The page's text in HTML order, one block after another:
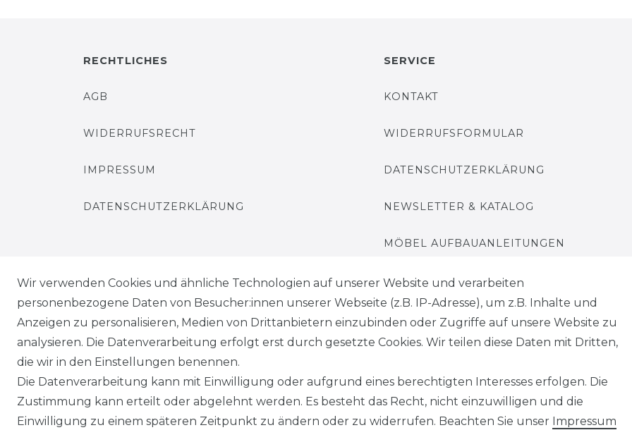
RECHTLICHES
AGB
WIDERRUFSRECHT
IMPRESSUM
DATENSCHUTZERKLÄRUNG
SERVICE
KONTAKT
WIDERRUFSFORMULAR
DATENSCHUTZERKLÄRUNG
NEWSLETTER & KATALOG
MÖBEL AUFBAUANLEITUNGEN
Wir verwenden Cookies und ähnliche Technologien auf unserer Website und verarbeiten
personenbezogene Daten von Besucher:innen unserer Webseite (z.B. IP-Adresse), um z.B. Inhalte und
Anzeigen zu personalisieren, Medien von Drittanbietern einzubinden oder Zugriffe auf unsere Website zu
analysieren. Die Datenverarbeitung erfolgt erst durch gesetzte Cookies. Wir teilen diese Daten mit Dritten,
die wir in den Einstellungen benennen.
Die Datenverarbeitung kann mit Einwilligung oder aufgrund eines berechtigten Interesses erfolgen. Die
Zustimmung kann erteilt oder abgelehnt werden. Es besteht das Recht, nicht einzuwilligen und die
Einwilligung zu einem späteren Zeitpunkt zu ändern oder zu widerrufen. Beachten Sie unser Impressum